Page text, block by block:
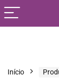
Início